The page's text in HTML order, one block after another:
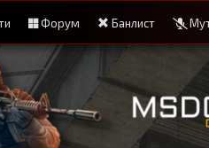
Форум Банлист